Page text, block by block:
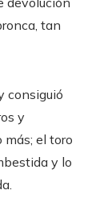
tan
consiguió
y
más; el toro
y lo